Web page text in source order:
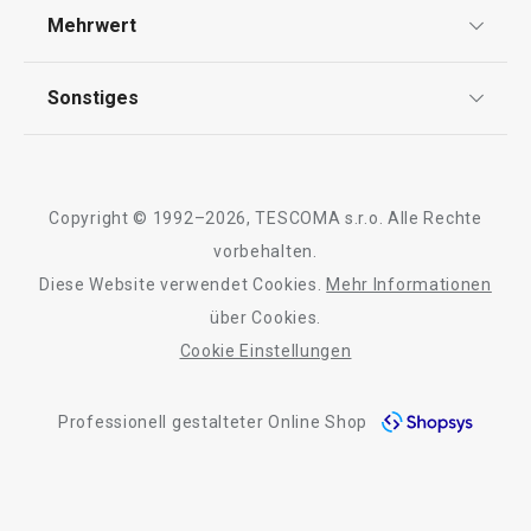
Impressum
Rückgabe von Waren/Reklamation
Mehrwert
Sonstiges
Barrierefreiheit
Copyright © 1992–2026, TESCOMA s.r.o. Alle Rechte
vorbehalten.
Diese Website verwendet Cookies.
Mehr Informationen
über Cookies.
Cookie Einstellungen
Professionell gestalteter Online Shop